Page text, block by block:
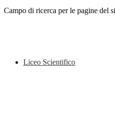
Campo di ricerca per le pagine del
Liceo Scientifico